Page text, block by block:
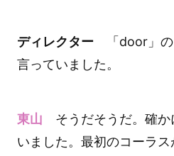
ディレクター「door」の
言っていました。
東山 そうだそうだ。確か
いました。最初のコーラ